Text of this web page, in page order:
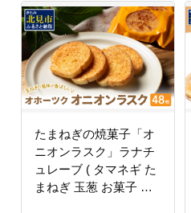
たまねぎの焼菓子「オ
ニオンラスク」ラナチ
ュレーブ ( タマネギ た
まねぎ 玉葱 お菓子 焼